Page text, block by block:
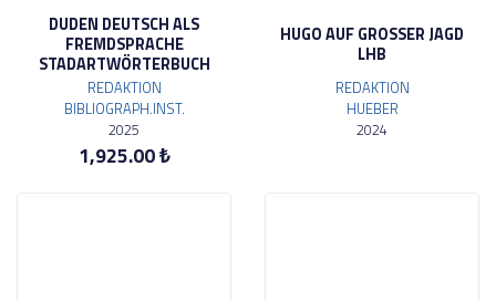
DUDEN DEUTSCH ALS
FREMDSPRACHE
STADARTWÖRTERBUCH
REDAKTION
BIBLIOGRAPH.INST.
2025
1,925.00 ₺
HUGO AUF GROSSER JAGD
LHB
REDAKTION
HUEBER
2024